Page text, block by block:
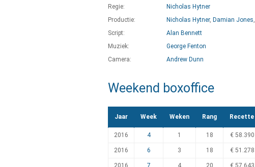
Regie:
Nicholas Hytner
Productie:
Nicholas Hytner, Damian Jones,
Script:
Alan Bennett
Muziek:
George Fenton
Camera:
Andrew Dunn
Weekend boxoffice
Jaar Week Weken Rang Recette
2016 4 1 18 € 58.390
2016 6 3 18 € 51.278
2016 7 4 20 € 57.643